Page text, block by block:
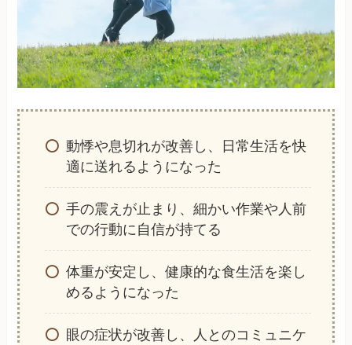
動悸や息切れが改善し、日常生活を快
適に送れるようになった
手の震えが止まり、細かい作業や人前
での行動に自信が持てる
体重が安定し、健康的な食生活を楽し
めるようになった
眼の症状が改善し、人とのコミュニケ